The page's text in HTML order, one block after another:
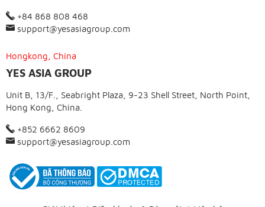
+84 868 808 468
support@yesasiagroup.com
Hongkong, China
YES ASIA GROUP
Unit B, 13/F., Seabright Plaza, 9-23 Shell Street, North Point,
Hong Kong, China.
+852 6662 8609
support@yesasiagroup.com